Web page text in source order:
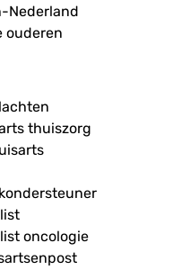
Nederland
ouderen
thuiszorg
oncologie